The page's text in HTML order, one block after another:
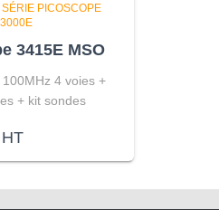
SÉRIE PICOSCOPE
3000E
3415E MSO
4 voies +
+ kit sondes
HT